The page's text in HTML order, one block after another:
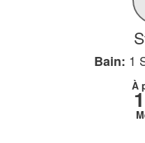
Bain: 1
À